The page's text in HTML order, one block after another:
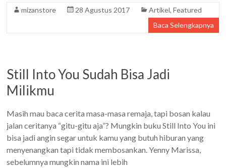
mizanstore 28 Agustus 2017 Artikel,Featured
Baca Selengkapnya
Still Into You Sudah Bisa Jadi
Milikmu
Masih mau baca cerita masa-masa remaja, tapi bosan kalau
jalan ceritanya “gitu-gitu aja”? Mungkin buku Still Into You ini
bisa jadi angin segar untuk kamu yang butuh hiburan yang
menyenangkan tapi tidak membosankan. Yenny Marissa,
sebelumnya mungkin nama ini lebih